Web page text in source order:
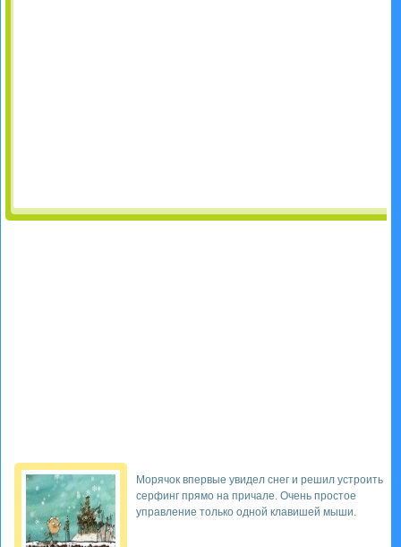
Морячок впервые увидел снег и решил устроить
серфинг прямо на причале. Очень простое
управление только одной клавишей мыши.